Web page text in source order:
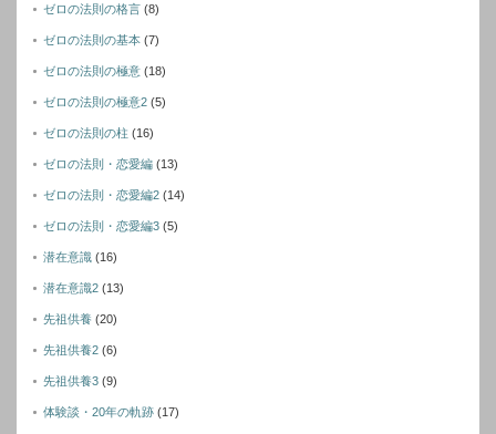
ゼロの法則の格言 (8)
ゼロの法則の基本 (7)
ゼロの法則の極意 (18)
ゼロの法則の極意2 (5)
ゼロの法則の柱 (16)
ゼロの法則・恋愛編 (13)
ゼロの法則・恋愛編2 (14)
ゼロの法則・恋愛編3 (5)
潜在意識 (16)
潜在意識2 (13)
先祖供養 (20)
先祖供養2 (6)
先祖供養3 (9)
体験談・20年の軌跡 (17)